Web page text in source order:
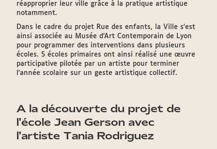
réapproprier leur ville grâce à la pratique artistique
notamment.
Dans le cadre du projet Rue des enfants, la Ville s’est
ainsi associée au Musée d’Art Contemporain de Lyon
pour programmer des interventions dans plusieurs
écoles. 5 écoles primaires ont ainsi réalisé une œuvre
participative pilotée par un artiste pour terminer
l’année scolaire sur un geste artistique collectif.
A la découverte du projet de
l'école Jean Gerson avec
l'artiste Tania Rodriguez